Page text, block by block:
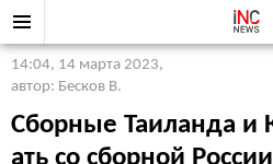
14:04, 14 марта 2023,
автор: Бесков В.
Сборные Таиланда и
ать со сборной